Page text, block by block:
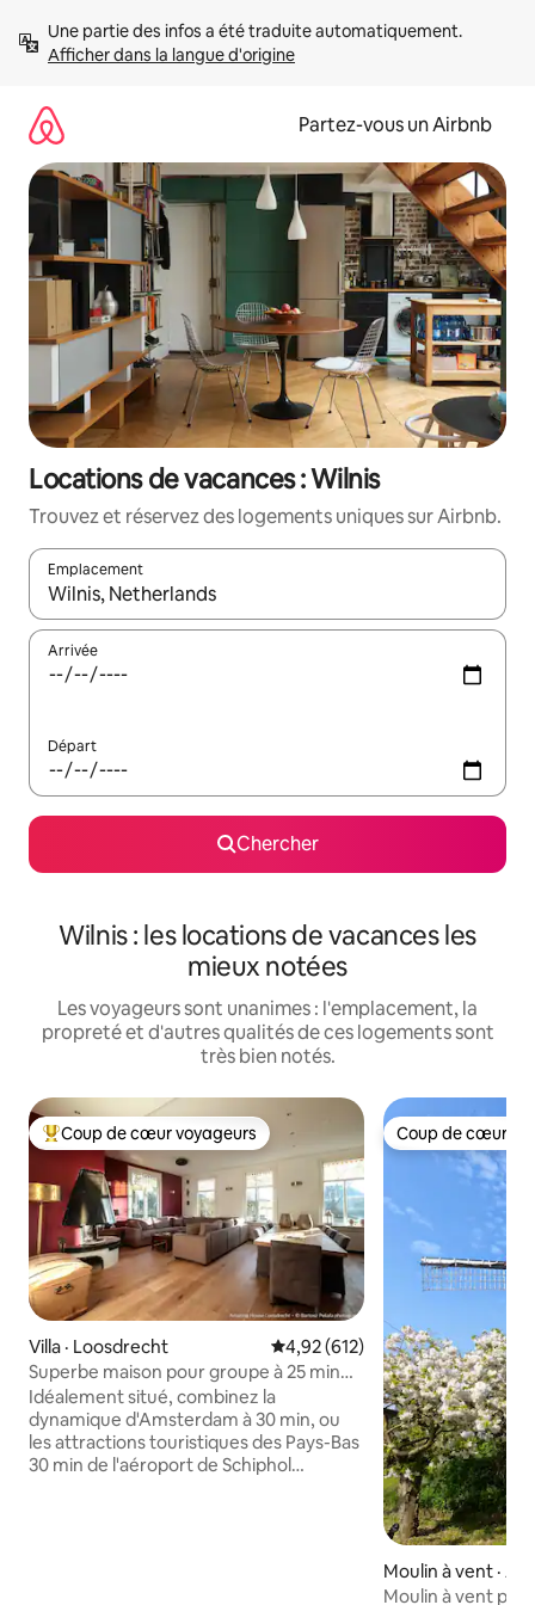
directement
Afficher dans la langue d'origine
Partez-vous un Airbnb
Locations de vacances : Wilnis
Trouvez et réservez des logements uniques sur Airbnb.
Emplacement
Quand les résultats sont affichés, parcourez-les en utilisant
Arrivée
Départ
Chercher
Wilnis : les locations de vacances les
mieux notées
Les voyageurs sont unanimes : l'emplacement, la
propreté et d'autres qualités de ces logements sont
très bien notés.
Coup de cœur voyageurs parmi les plus aimés
Coup de cœur voyageurs
Villa · Loosdrecht Note moyenne de 4,92 sur 5,
4,92 (612)
Superbe maison pour groupe à 25 min
d'Amsterdam
Idéalement situé, combinez la
dynamique d'Amsterdam à 30 min, ou
les attractions touristiques des Pays-Bas
30 min de l'aéroport de Schiphol
Coup de cœur
Coup de cœur
Moulin à vent ·
Moulin à vent